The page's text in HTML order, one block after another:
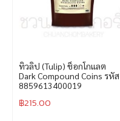
ทิวลิป (Tulip) ช็อกโกแลต
Dark Compound Coins รหัส
8859613400019
฿215.00